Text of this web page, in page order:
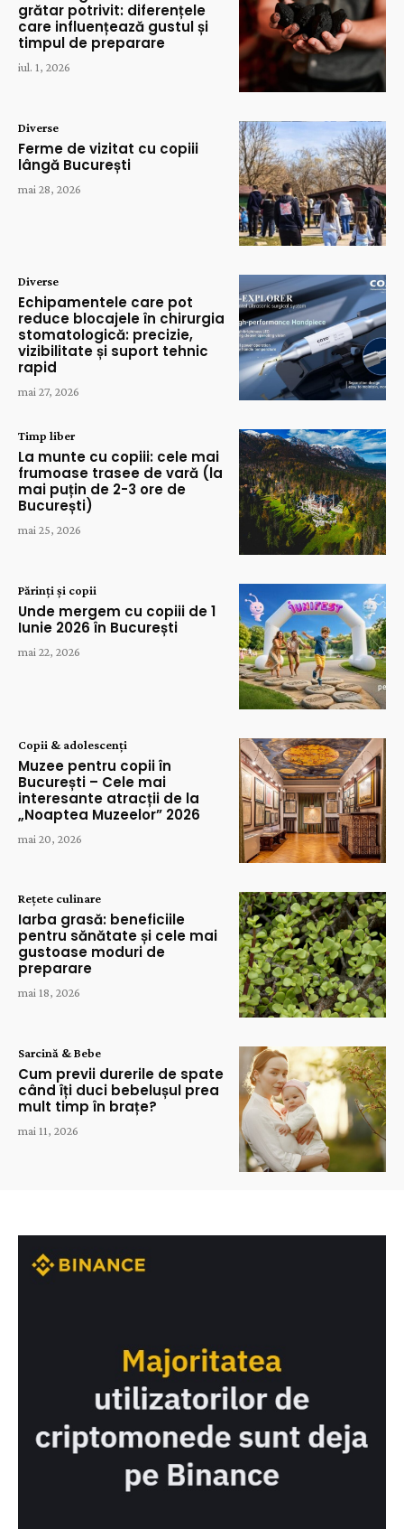
grătar potrivit: diferențele
care influențează gustul și
timpul de preparare
iul. 1, 2026
Diverse
Ferme de vizitat cu copiii
lângă București
mai 28, 2026
Diverse
Echipamentele care pot
reduce blocajele în chirurgia
stomatologică: precizie,
vizibilitate și suport tehnic
rapid
mai 27, 2026
Timp liber
La munte cu copiii: cele mai
frumoase trasee de vară (la
mai puțin de 2-3 ore de
București)
mai 25, 2026
Părinți și copii
Unde mergem cu copiii de 1
Iunie 2026 în București
mai 22, 2026
Copii & adolescenți
Muzee pentru copii în
București – Cele mai
interesante atracții de la
„Noaptea Muzeelor” 2026
mai 20, 2026
Rețete culinare
Iarba grasă: beneficiile
pentru sănătate și cele mai
gustoase moduri de
preparare
mai 18, 2026
Sarcină & Bebe
Cum previi durerile de spate
când îți duci bebelușul prea
mult timp în brațe?
mai 11, 2026